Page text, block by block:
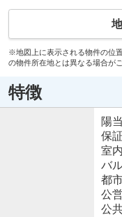
※地図上に表示される物件の位
の物件所在地とは異なる場合が
特徴
陽
保
室
バ
都
公
公